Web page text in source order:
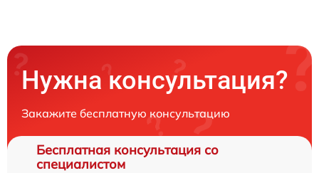
Нужна консультация?
Закажите бесплатную консультацию
Бесплатная консультация со
специалистом